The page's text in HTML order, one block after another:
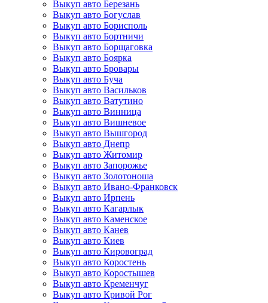
Выкуп авто Березань
Выкуп авто Богуслав
Выкуп авто Борисполь
Выкуп авто Бортничи
Выкуп авто Борщаговка
Выкуп авто Боярка
Выкуп авто Бровары
Выкуп авто Буча
Выкуп авто Васильков
Выкуп авто Ватутино
Выкуп авто Винница
Выкуп авто Вишневое
Выкуп авто Вышгород
Выкуп авто Днепр
Выкуп авто Житомир
Выкуп авто Запорожье
Выкуп авто Золотоноша
Выкуп авто Ивано-Франковск
Выкуп авто Ирпень
Выкуп авто Кагарлык
Выкуп авто Каменское
Выкуп авто Канев
Выкуп авто Киев
Выкуп авто Кировоград
Выкуп авто Коростень
Выкуп авто Коростышев
Выкуп авто Кременчуг
Выкуп авто Кривой Рог